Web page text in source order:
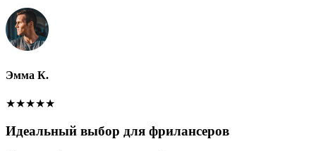
Эмма К.
★★★★★
Идеальный выбор для фрилансеров